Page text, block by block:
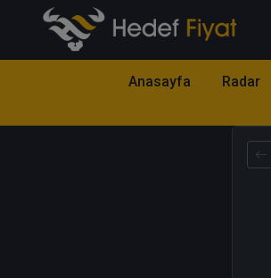
Anasayfa Radar